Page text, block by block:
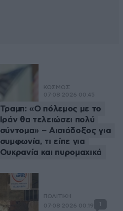
ΚΟΣΜΟΣ
07·08·2026 00:45
Τραμπ: «Ο πόλεμος με το
Ιράν θα τελειώσει πολύ
σύντομα» – Αισιόδοξος για
συμφωνία, τι είπε για
Ουκρανία και πυρομαχικά
ΠΟΛΙΤΙΚΗ
07·08·2026 00:19
1